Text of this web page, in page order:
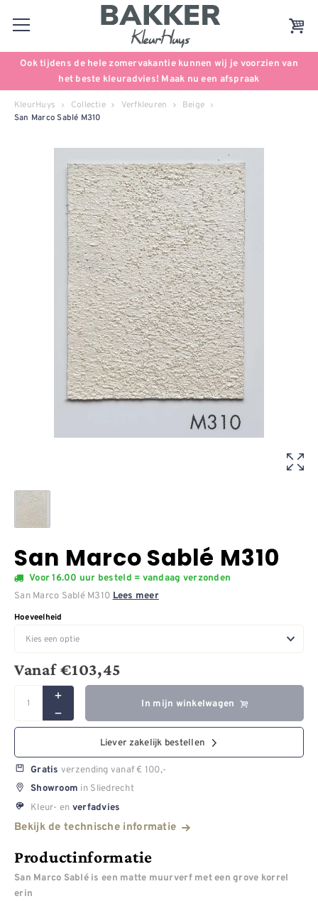
Ook tijdens de hele zomervakantie kunnen wij je voorzien van
het beste kleuradvies! Maak nu een afspraak
KleurHuys Collectie Verfkleuren Beige
San Marco Sablé M310
San Marco Sablé M310
Voor 16.00 uur besteld = vandaag verzonden
San Marco Sablé M310 Lees meer
Hoeveelheid
Vanaf€103,45
In mijn winkelwagen
Liever zakelijk bestellen
Gratis verzending vanaf € 100,-
Showroom in Sliedrecht
Kleur- en verfadvies
Bekijk de technische informatie
Productinformatie
San Marco Sablé is een matte muurverf met een grove korrel
erin